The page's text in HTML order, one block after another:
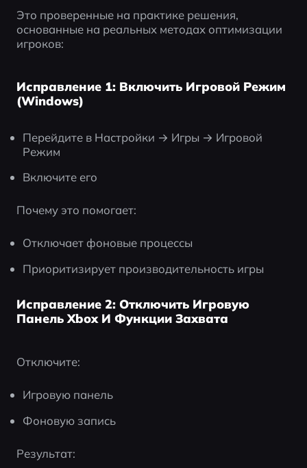
Это проверенные на практике решения,
основанные на реальных методах оптимизации
игроков:
Исправление 1: Включить Игровой Режим
(Windows)
Перейдите в Настройки → Игры → Игровой
Режим
Включите его
Почему это помогает:
Отключает фоновые процессы
Приоритизирует производительность игры
Исправление 2: Отключить Игровую
Панель Xbox И Функции Захвата
Отключите:
Игровую панель
Фоновую запись
Результат: